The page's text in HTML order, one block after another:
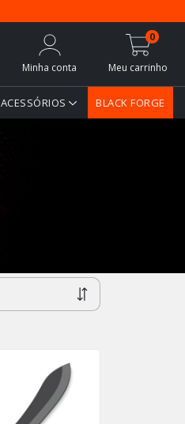
Minha conta Meu carrinho
0
ACESSÓRIOS BLACK FORGE